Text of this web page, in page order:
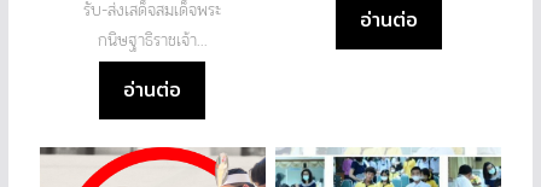
รับ-ส่งเสด็จสมเด็จพระ
กนิษฐาธิราชเจ้า...
อ่านต่อ
อ่านต่อ